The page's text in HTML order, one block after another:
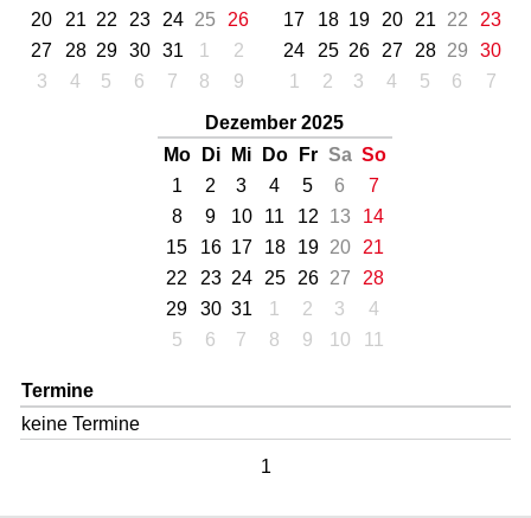
20
21 22 23 24 25
26
27
28 29 30 31 1
2
3
4 5 6 7 8 9
17
18 19 20 21 22
23
24
25 26 27 28 29
30
1
2 3 4 5 6 7
Dezember 2025
Mo
Di Mi Do Fr Sa So
1
2 3 4 5 6
7
8
9 10 11 12 13
14
15
16 17 18 19 20
21
22
23 24 25 26 27
28
29
30 31 1 2 3
4
5
6 7 8 9 10 11
Termine
keine Termine
1